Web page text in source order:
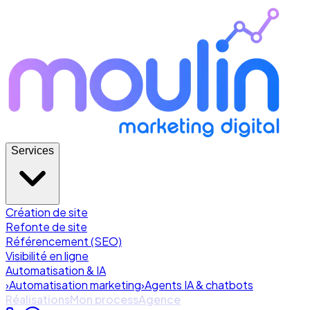
Services
Création de site
Refonte de site
Référencement (SEO)
Visibilité en ligne
Automatisation & IA
›Automatisation marketing›Agents IA & chatbots
RéalisationsMon processAgence